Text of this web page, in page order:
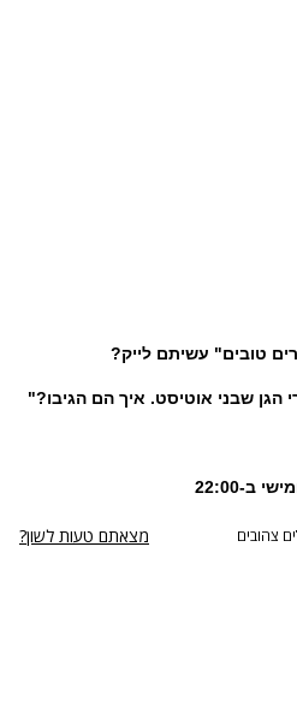
טובים" עשיתם לייק?
הגן שבני אוטיסט. איך הם הגיבו?"
ב-22:00
צהובים מצאתם טעות לשון?